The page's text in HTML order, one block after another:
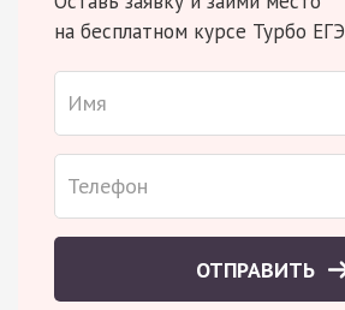
на бесплатном курсе Турбо ЕГЭ
ОТПРАВИТЬ